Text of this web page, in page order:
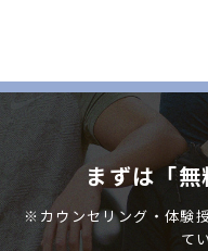
まずは「
※カウンセリング・体験
て